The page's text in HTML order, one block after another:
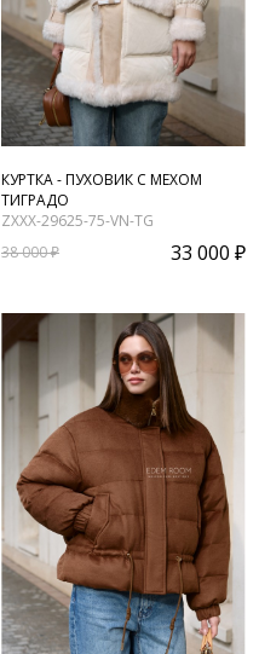
КУРТКА - ПУХОВИК С МЕХОМ
ТИГРАДО
ZXXX-29625-75-VN-TG
38 000 ₽
33 000 ₽